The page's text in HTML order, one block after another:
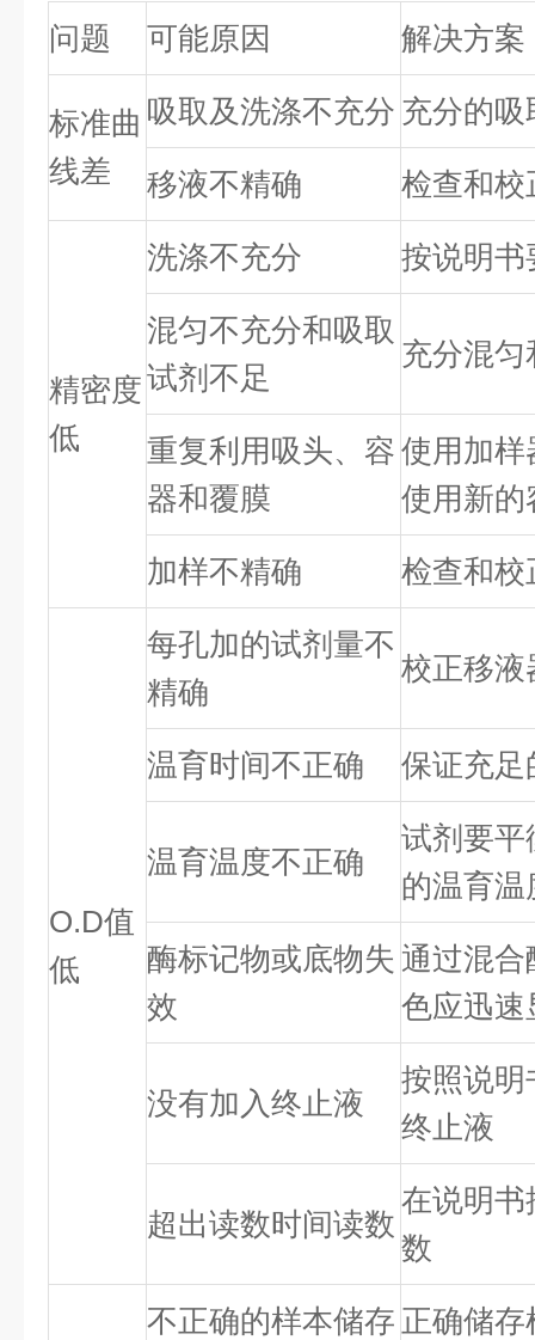
问题 可能原因 解决方案
标准曲
线差
吸取及洗涤不充分 充分的
移液不精确 检查和校
精密度
低
洗涤不充分 按说明书
混匀不充分和吸取
试剂不足
充分混
重复利用吸头、容
器和覆膜
使用加样
使用新的
加样不精确 检查和校
O.D值
低
每孔加的试剂量不
精确
校正移液
温育时间不正确 保证充足
温育温度不正确
试剂要平
的温育温
酶标记物或底物失
效
通过混
色应迅速
没有加入终止液
按照说明
终止液
超出读数时间读数
在说明书
数
不正确的样本储存 正确储